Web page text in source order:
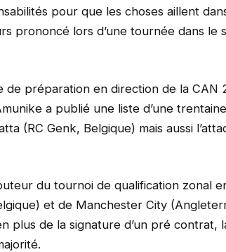
pour que les choses aillent
prononcé lors d’une tournée dans le
de préparation en direction de la CAN
a publié une liste d’une
(RC Genk, Belgique) mais aussi
du tournoi de qualification zonal
et de Manchester City
plus de la signature d’un pré contrat,